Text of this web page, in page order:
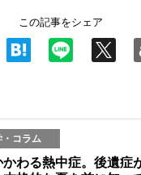
この記事をシェア
・コラム
かわる熱中症。後遺症